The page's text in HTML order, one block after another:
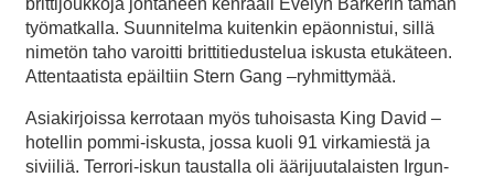
brittijoukkoja johtaneen kenraali Evelyn Barkerin tämän
työmatkalla. Suunnitelma kuitenkin epäonnistui, sillä
nimetön taho varoitti brittitiedustelua iskusta etukäteen.
Attentaatista epäiltiin Stern Gang –ryhmittymää.
Asiakirjoissa kerrotaan myös tuhoisasta King David –
hotellin pommi-iskusta, jossa kuoli 91 virkamiestä ja
siviiliä. Terrori-iskun taustalla oli äärijuutalaisten Irgun-